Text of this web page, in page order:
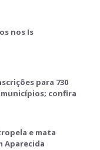
nos Is
para 730
municípios; confira
e mata
Aparecida